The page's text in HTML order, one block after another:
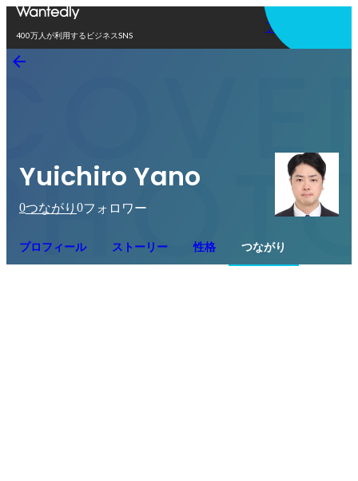
400万人が利用するビジネスSNS
アプリを使う
Yuichiro Yano
0つながり 0フォロワー
プロフィール ストーリー 性格 つながり